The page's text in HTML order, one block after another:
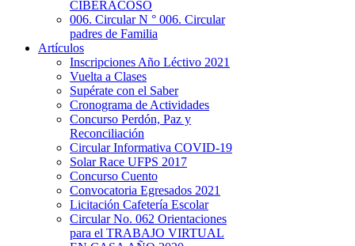
CIBERACOSO
006. Circular N ° 006. Circular
padres de Familia
Artículos
Inscripciones Año Léctivo 2021
Vuelta a Clases
Supérate con el Saber
Cronograma de Actividades
Concurso Perdón, Paz y
Reconciliación
Circular Informativa COVID-19
Solar Race UFPS 2017
Concurso Cuento
Convocatoria Egresados 2021
Licitación Cafetería Escolar
Circular No. 062 Orientaciones
para el TRABAJO VIRTUAL